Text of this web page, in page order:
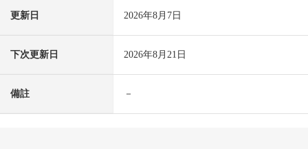
更新日 2026年8月7日
下次更新日 2026年8月21日
備註 －